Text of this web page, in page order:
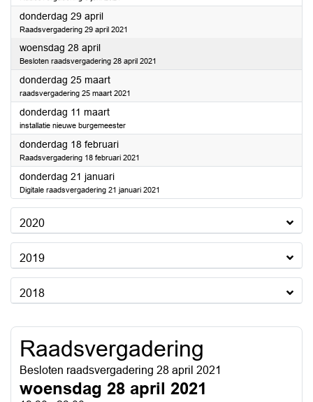
donderdag 29 april2021
Raadsvergadering 29 april 2021
woensdag 28 april2021
Besloten raadsvergadering 28 april 2021
donderdag 25 maart2021
raadsvergadering 25 maart 2021
donderdag 11 maart2021
installatie nieuwe burgemeester
donderdag 18 februari2021
Raadsvergadering 18 februari 2021
donderdag 21 januari2021
Digitale raadsvergadering 21 januari 2021
2020
2019
2018
Raadsvergadering
Besloten raadsvergadering 28 april 2021
woensdag 28 april 2021